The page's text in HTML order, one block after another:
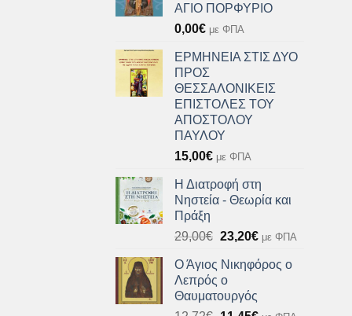
ΑΓΙΟ ΠΟΡΦΥΡΙΟ
0,00€ με ΦΠΑ
ΕΡΜΗΝΕΙΑ ΣΤΙΣ ΔΥΟ
ΠΡΟΣ
ΘΕΣΣΑΛΟΝΙΚΕΙΣ
ΕΠΙΣΤΟΛΕΣ ΤΟΥ
ΑΠΟΣΤΟΛΟΥ
ΠΑΥΛΟΥ
15,00€ με ΦΠΑ
Η Διατροφή στη
Νηστεία - Θεωρία και
Πράξη
29,00€ Original
was:
29,00€.
23,20€Η
τιμή
23,20€.
με ΦΠΑ
Ο Άγιος Νικηφόρος ο
Λεπρός ο
Θαυματουργός